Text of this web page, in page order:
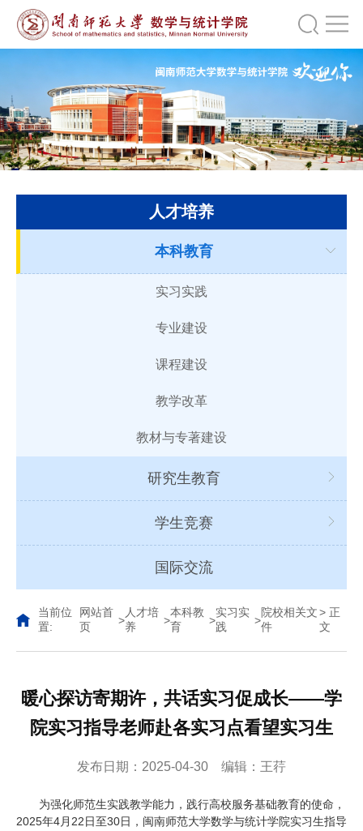
人才培养
本科教育
实习实践
专业建设
课程建设
教学改革
教材与专著建设
研究生教育
学生竞赛
国际交流
当前位
置:
网站首
页
>
人才培
养
>
本科教
育
>
实习实
践
>
院校相关文
件
> 正
文
暖心探访寄期许，共话实习促成长——学
院实习指导老师赴各实习点看望实习生
发布日期：2025-04-30 编辑：王荇
为强化师范生实践教学能力，践行高校服务基础教育的使命，
2025年4月22日至30日，闽南师范大学数学与统计学院实习生指导